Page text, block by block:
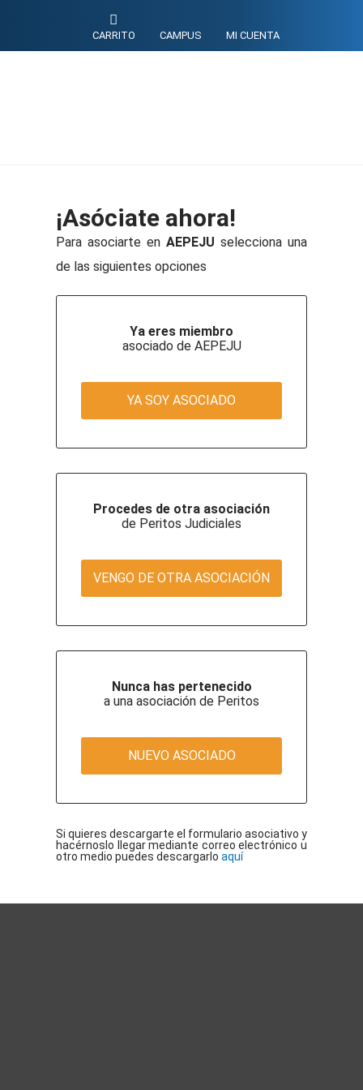
CARRITO CAMPUS MI CUENTA
¡Asóciate ahora!
Para asociarte en AEPEJU selecciona una
de las siguientes opciones
Ya eres miembro
asociado de AEPEJU
YA SOY ASOCIADO
Procedes de otra asociación
de Peritos Judiciales
VENGO DE OTRA ASOCIACIÓN
Nunca has pertenecido
a una asociación de Peritos
NUEVO ASOCIADO
Si quieres descargarte el formulario asociativo y
hacérnoslo llegar mediante correo electrónico u
otro medio puedes descargarlo aquí